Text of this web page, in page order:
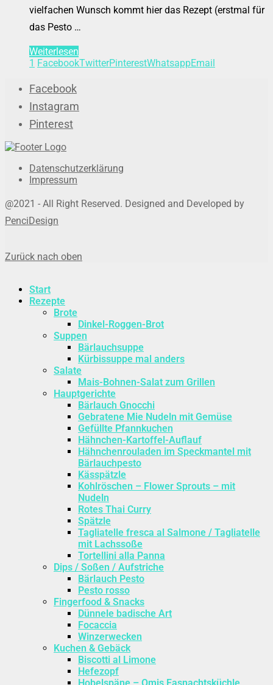
vielfachen Wunsch kommt hier das Rezept (erstmal für
das Pesto …
Weiterlesen
1 FacebookTwitterPinterestWhatsappEmail
Facebook
Instagram
Pinterest
Datenschutzerklärung
Impressum
@2021 - All Right Reserved. Designed and Developed by
PenciDesign
Zurück nach oben
Start
Rezepte
Brote
Dinkel-Roggen-Brot
Suppen
Bärlauchsuppe
Kürbissuppe mal anders
Salate
Mais-Bohnen-Salat zum Grillen
Hauptgerichte
Bärlauch Gnocchi
Gebratene Mie Nudeln mit Gemüse
Gefüllte Pfannkuchen
Hähnchen-Kartoffel-Auflauf
Hähnchenrouladen im Speckmantel mit
Bärlauchpesto
Kässpätzle
Kohlröschen – Flower Sprouts – mit
Nudeln
Rotes Thai Curry
Spätzle
Tagliatelle fresca al Salmone / Tagliatelle
mit Lachssoße
Tortellini alla Panna
Dips / Soßen / Aufstriche
Bärlauch Pesto
Pesto rosso
Fingerfood & Snacks
Dünnele badische Art
Focaccia
Winzerwecken
Kuchen & Gebäck
Biscotti al Limone
Hefezopf
Hobelspäne – Omis Fasnachtsküchle